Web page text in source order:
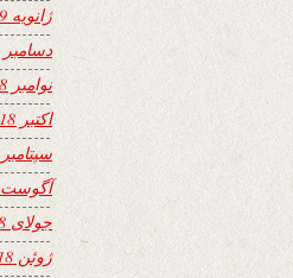
ژانویه 2019
دسامبر 2018
نوامبر 2018
اکتبر 2018
سپتامبر 2018
آگوست 2018
جولای 2018
ژوئن 2018